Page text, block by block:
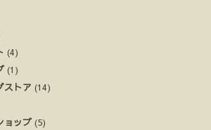
(4)
(1)
ストア (14)
ョップ (5)